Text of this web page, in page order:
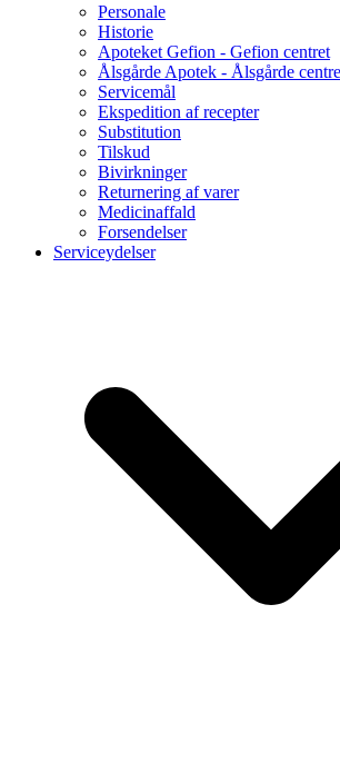
Personale
Historie
Apoteket Gefion - Gefion centret
Ålsgårde Apotek - Ålsgårde
Servicemål
Ekspedition af recepter
Substitution
Tilskud
Bivirkninger
Returnering af varer
Medicinaffald
Forsendelser
Serviceydelser